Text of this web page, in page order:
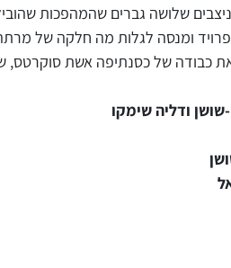
שלושה גברים שהמהפכות
ומנסה לגלות מה חלקה של
את כבודה של כסנתיפה אשת
שושן ודליה שימקו